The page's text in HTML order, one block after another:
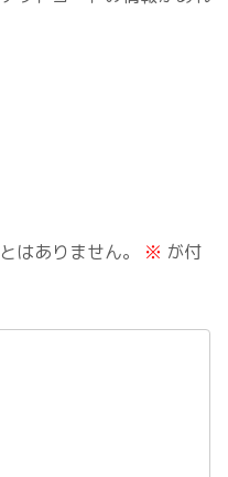
はありません。 ※ が付